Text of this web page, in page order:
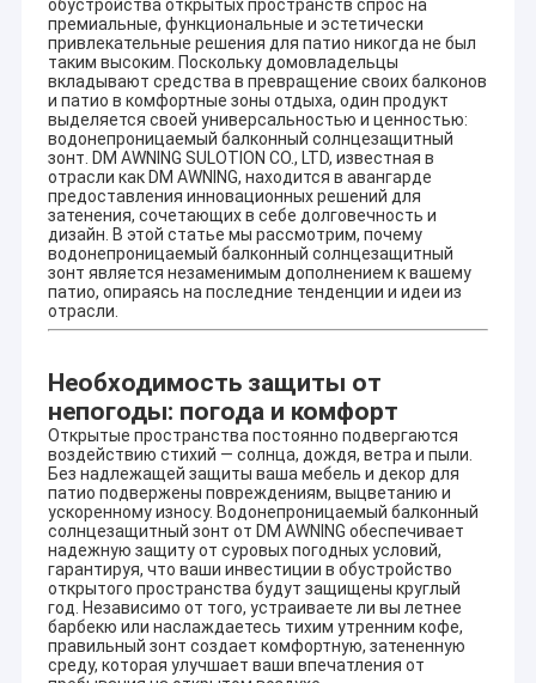
обустройства открытых пространств спрос на
премиальные, функциональные и эстетически
привлекательные решения для патио никогда не был
таким высоким. Поскольку домовладельцы
вкладывают средства в превращение своих балконов
и патио в комфортные зоны отдыха, один продукт
выделяется своей универсальностью и ценностью:
водонепроницаемый балконный солнцезащитный
зонт. DM AWNING SULOTION CO., LTD, известная в
отрасли как DM AWNING, находится в авангарде
предоставления инновационных решений для
затенения, сочетающих в себе долговечность и
дизайн. В этой статье мы рассмотрим, почему
водонепроницаемый балконный солнцезащитный
зонт является незаменимым дополнением к вашему
патио, опираясь на последние тенденции и идеи из
отрасли.
Необходимость защиты от
непогоды: погода и комфорт
Открытые пространства постоянно подвергаются
воздействию стихий — солнца, дождя, ветра и пыли.
Без надлежащей защиты ваша мебель и декор для
патио подвержены повреждениям, выцветанию и
ускоренному износу. Водонепроницаемый балконный
солнцезащитный зонт от DM AWNING обеспечивает
надежную защиту от суровых погодных условий,
гарантируя, что ваши инвестиции в обустройство
открытого пространства будут защищены круглый
год. Независимо от того, устраиваете ли вы летнее
барбекю или наслаждаетесь тихим утренним кофе,
правильный зонт создает комфортную, затененную
среду, которая улучшает ваши впечатления от